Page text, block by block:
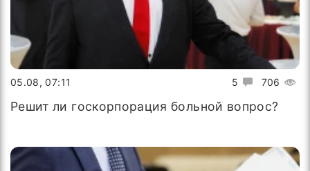
5 706
05.08, 07:11
Решит ли госкорпорация больной вопрос?